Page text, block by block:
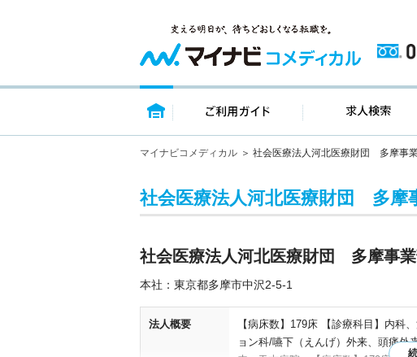
トップページ ご利用ガイド
マイナビコメディカル 社会医療法人河北医療財団 多摩事
社会医療法人河北医療財団 多摩
社会医療法人河北医療財団 多摩事
本社：東京都多摩市中沢2‐5‐1
法人概要
【病床数】179床 【診療科目】内科
ョン科/嚥下（えんげ）外来、頭痛外